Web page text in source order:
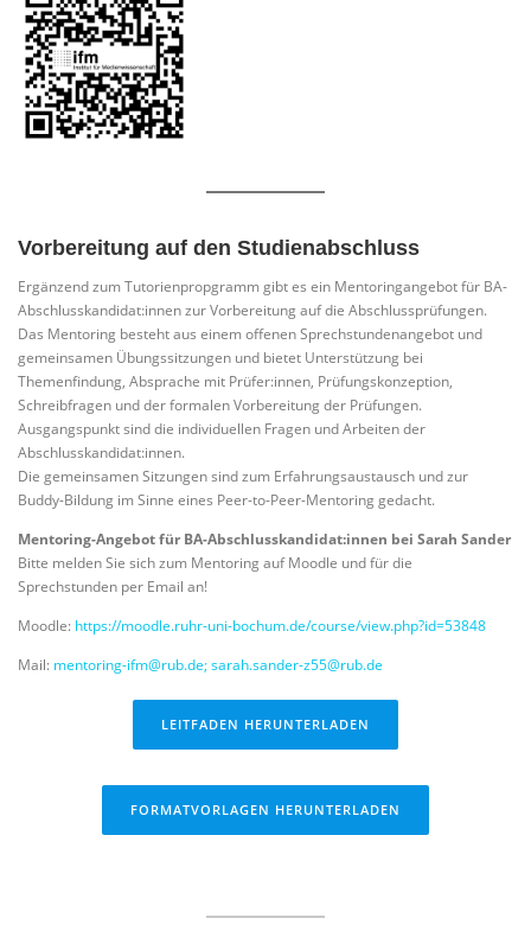
Vorbereitung auf den Studienabschluss
Ergänzend zum Tutorienpropgramm gibt es ein Mentoringangebot für BA-
Abschlusskandidat:innen zur Vorbereitung auf die Abschlussprüfungen.
Das Mentoring besteht aus einem offenen Sprechstundenangebot und
gemeinsamen Übungssitzungen und bietet Unterstützung bei
Themenfindung, Absprache mit Prüfer:innen, Prüfungskonzeption,
Schreibfragen und der formalen Vorbereitung der Prüfungen.
Ausgangspunkt sind die individuellen Fragen und Arbeiten der
Abschlusskandidat:innen.
Die gemeinsamen Sitzungen sind zum Erfahrungsaustausch und zur
Buddy-Bildung im Sinne eines Peer-to-Peer-Mentoring gedacht.
Mentoring-Angebot für BA-Abschlusskandidat:innen bei Sarah Sander
Bitte melden Sie sich zum Mentoring auf Moodle und für die
Sprechstunden per Email an!
Moodle: https://moodle.ruhr-uni-bochum.de/course/view.php?id=53848
Mail: mentoring-ifm@rub.de;sarah.sander-z55@rub.de
LEITFADEN HERUNTERLADEN
FORMATVORLAGEN HERUNTERLADEN